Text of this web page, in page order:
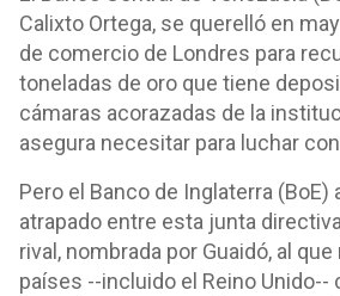
Calixto Ortega, se querelló en
de comercio de Londres para
toneladas de oro que tiene
cámaras acorazadas de la
asegura necesitar para luchar
Pero el Banco de Inglaterra (BoE)
atrapado entre esta junta
rival, nombrada por Guaidó, al
países --incluido el Reino Unido--